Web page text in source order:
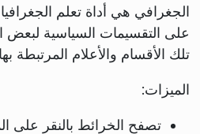
الجغرافي هي أداة تعلم
على التقسيمات السياسية لبعض
تلك الأقسام والأعلام المرتبطة
الميزات:
تصفح الخرائط بالنقر على